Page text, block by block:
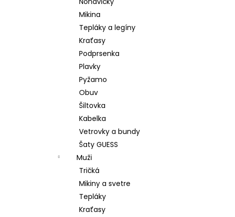
Mikina
Tepláky a legíny
Kraťasy
Podprsenka
Plavky
Pyžamo
Obuv
Šiltovka
Kabelka
Vetrovky a bundy
Šaty GUESS
Muži
Tričká
Mikiny a svetre
Tepláky
Kraťasy